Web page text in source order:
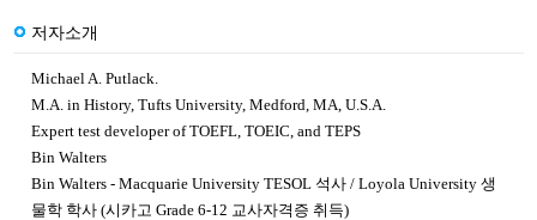
저자소개
Michael A. Putlack.
M.A. in History, Tufts University, Medford, MA, U.S.A.
Expert test developer of TOEFL, TOEIC, and TEPS
Bin Walters
Bin Walters - Macquarie University TESOL 석사 / Loyola University 생
물학 학사 (시카고 Grade 6-12 교사자격증 취득)